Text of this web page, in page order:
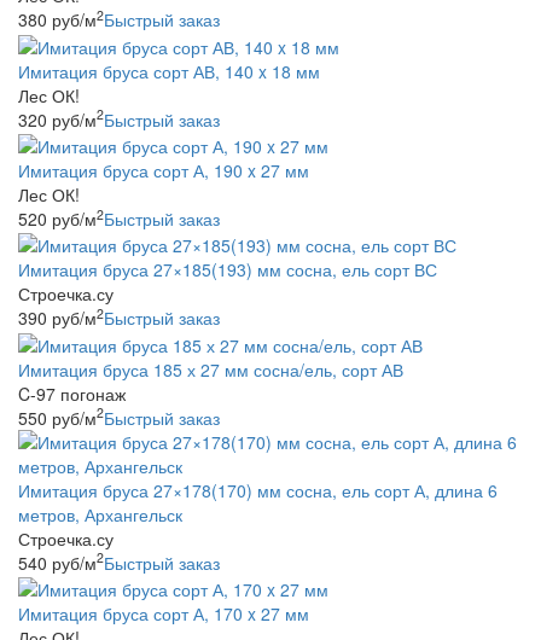
380 руб/м2Быстрый заказ
Имитация бруса сорт АВ, 140 x 18 мм
Лес ОК!
320 руб/м2Быстрый заказ
Имитация бруса сорт А, 190 x 27 мм
Лес ОК!
520 руб/м2Быстрый заказ
Имитация бруса 27×185(193) мм сосна, ель сорт ВС
Строечка.су
390 руб/м2Быстрый заказ
Имитация бруса 185 х 27 мм сосна/ель, сорт АВ
C-97 погонаж
550 руб/м2Быстрый заказ
Имитация бруса 27×178(170) мм сосна, ель сорт А, длина 6
метров, Архангельск
Строечка.су
540 руб/м2Быстрый заказ
Имитация бруса сорт А, 170 x 27 мм